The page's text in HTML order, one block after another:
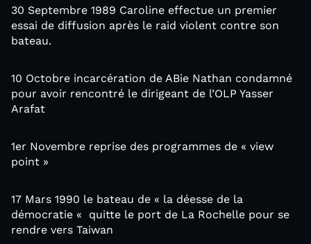
30 Septembre 1989 Caroline effectue un premier
essai de diffusion après le raid violent contre son
bateau.
10 Octobre incarcération de ABie Nathan condamné
pour avoir rencontré le dirigeant de l’OLP Yasser
Arafat
1er Novembre reprise des programmes de « view
point »
17 Mars 1990 le bateau de « la déesse de la
démocratie « quitte le port de La Rochelle pour se
rendre vers Taiwan